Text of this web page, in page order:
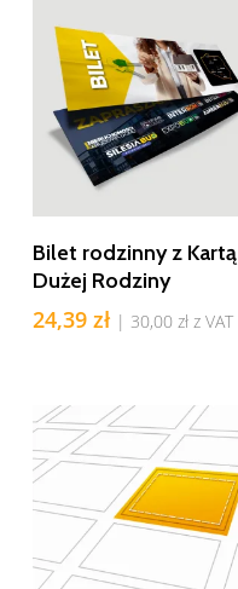
Dodaj Do Koszyka
Bilet rodzinny z Kartą
Dużej Rodziny
24,39 zł | 30,00 złz VAT